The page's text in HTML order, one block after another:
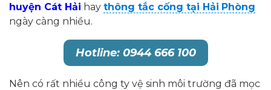
huyện Cát Hải hay thông tắc cống tại Hải Phòng
ngày càng nhiều.
Hotline: 0944 666 100
Nên có rất nhiều công ty vệ sinh môi trường đã mọc